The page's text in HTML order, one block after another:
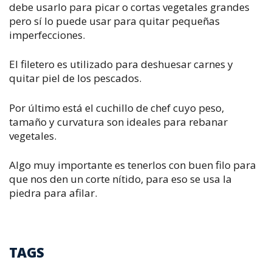
debe usarlo para picar o cortas vegetales grandes
pero sí lo puede usar para quitar pequeñas
imperfecciones.
El filetero es utilizado para deshuesar carnes y
quitar piel de los pescados.
Por último está el cuchillo de chef cuyo peso,
tamaño y curvatura son ideales para rebanar
vegetales.
Algo muy importante es tenerlos con buen filo para
que nos den un corte nítido, para eso se usa la
piedra para afilar.
TAGS